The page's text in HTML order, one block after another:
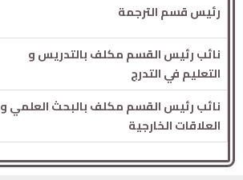
رئيس قسم الترجمة
نائب رئيس القسم مكلف بالتدريس و
التعليم في التدرج
نائب رئيس القسم مكلف بالبحث العلمي و
العلاقات الخارجية